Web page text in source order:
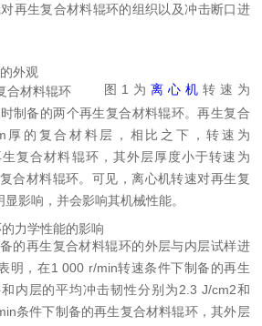
再生复合材料辊环的组织以及冲击断口进
外观
图1为 离心机 转速为
制备的两个再生复合材料辊环。再生复合
厚的复合材料层，相比之下，转速为
复合材料辊环，其外层厚度小于转速为
合材料辊环。可见，离心机转速对再生复
影响，并会影响其机械性能。
力学性能的影响
的再生复合材料辊环的外层与内层试样进
明，在1 000 r/min转速条件下制备的再生
内层的平均冲击韧性分别为2.3 J/cm2和
条件下制备的再生复合材料辊环，其外层